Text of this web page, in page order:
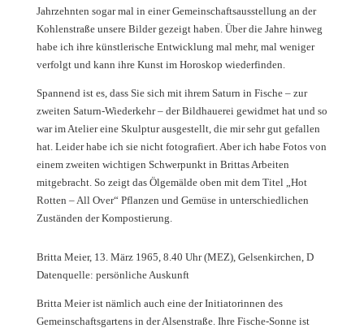
Jahrzehnten sogar mal in einer Gemeinschaftsausstellung an der
Kohlenstraße unsere Bilder gezeigt haben. Über die Jahre hinweg
habe ich ihre künstlerische Entwicklung mal mehr, mal weniger
verfolgt und kann ihre Kunst im Horoskop wiederfinden.
Spannend ist es, dass Sie sich mit ihrem Saturn in Fische – zur
zweiten Saturn-Wiederkehr – der Bildhauerei gewidmet hat und so
war im Atelier eine Skulptur ausgestellt, die mir sehr gut gefallen
hat. Leider habe ich sie nicht fotografiert. Aber ich habe Fotos von
einem zweiten wichtigen Schwerpunkt in Brittas Arbeiten
mitgebracht. So zeigt das Ölgemälde oben mit dem Titel „Hot
Rotten – All Over“ Pflanzen und Gemüse in unterschiedlichen
Zuständen der Kompostierung.
Britta Meier, 13. März 1965, 8.40 Uhr (MEZ), Gelsenkirchen, D
Datenquelle: persönliche Auskunft
Britta Meier ist nämlich auch eine der Initiatorinnen des
Gemeinschaftsgartens in der Alsenstraße. Ihre Fische-Sonne ist